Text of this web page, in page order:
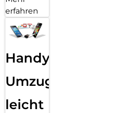
erfahren
Handy
Umzug
leicht